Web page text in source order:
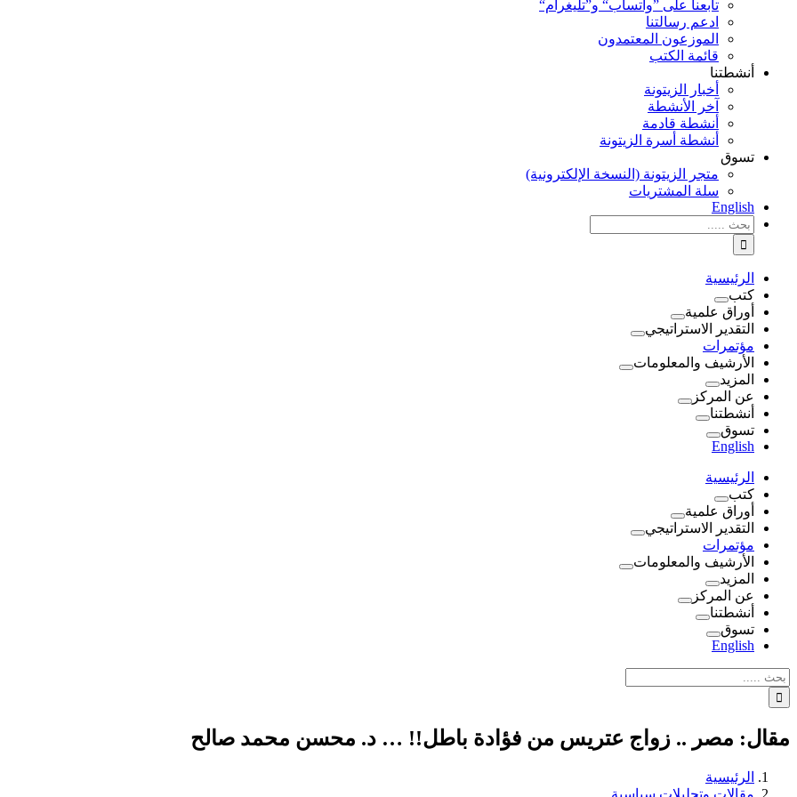
تابعنا على ”واتساب“ و”تليغرام“
ادعم رسالتنا
الموزعون المعتمدون
قائمة الكتب
أنشطتنا
أخبار الزيتونة
آخر الأنشطة
أنشطة قادمة
أنشطة أسرة الزيتونة
تسوق
متجر الزيتونة (النسخة الإلكترونية)
سلة المشتريات
English
نتائج
البحث
بالنسبة
الي
:
الرئيسية
كتب
أوراق علمية
التقدير الاستراتيجي
مؤتمرات
الأرشيف والمعلومات
المزيد
عن المركز
أنشطتنا
تسوق
English
الرئيسية
كتب
أوراق علمية
التقدير الاستراتيجي
مؤتمرات
الأرشيف والمعلومات
المزيد
عن المركز
أنشطتنا
تسوق
English
نتائج
البحث
بالنسبة
:مقال: مصر .. زواج عتريس من فؤادة باطل!! … د. محسن محمد صالح
الرئيسية
مقالات وتحليلات سياسية